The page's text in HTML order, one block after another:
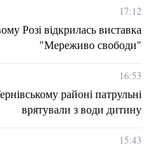
17:12
Розі відкрилась виставка
"Мереживо свободи"
16:53
районі патрульні
врятували з води дитину
15:43